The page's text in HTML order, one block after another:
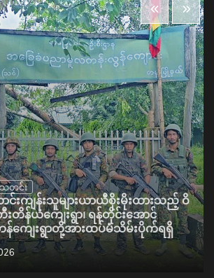
သတင်း
းကျန်းသူများယာယီစိုးမိုးထားသည့် ဝိ
တိန်ယံကျေးရွာ၊ ရန်တိုင်းအောင်
န်ကျေးရွာတို့အားထပ်မံသိမ်းပိုက်ရရှိ